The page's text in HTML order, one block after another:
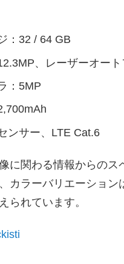
：32 / 64 GB
、レーザーオー
：5MP
ンサー、LTE Cat.6
に関わる情報からの
カラーバリエーショ
られています。